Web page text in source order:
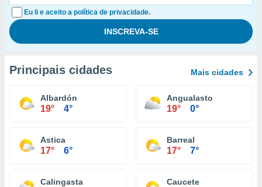
Eu li e aceito a política de privacidade.
Principais cidades Mais cidades
Albardón
19° 4°
Angualasto
19° 0°
Astica
17° 6°
Barreal
17° 7°
Calingasta Caucete